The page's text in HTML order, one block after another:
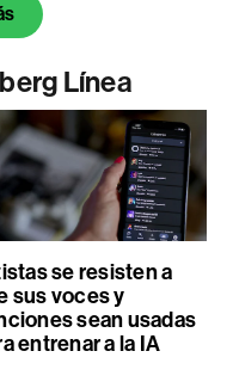
Línea
se resisten a
sus voces y
sean usadas
entrenar a la IA